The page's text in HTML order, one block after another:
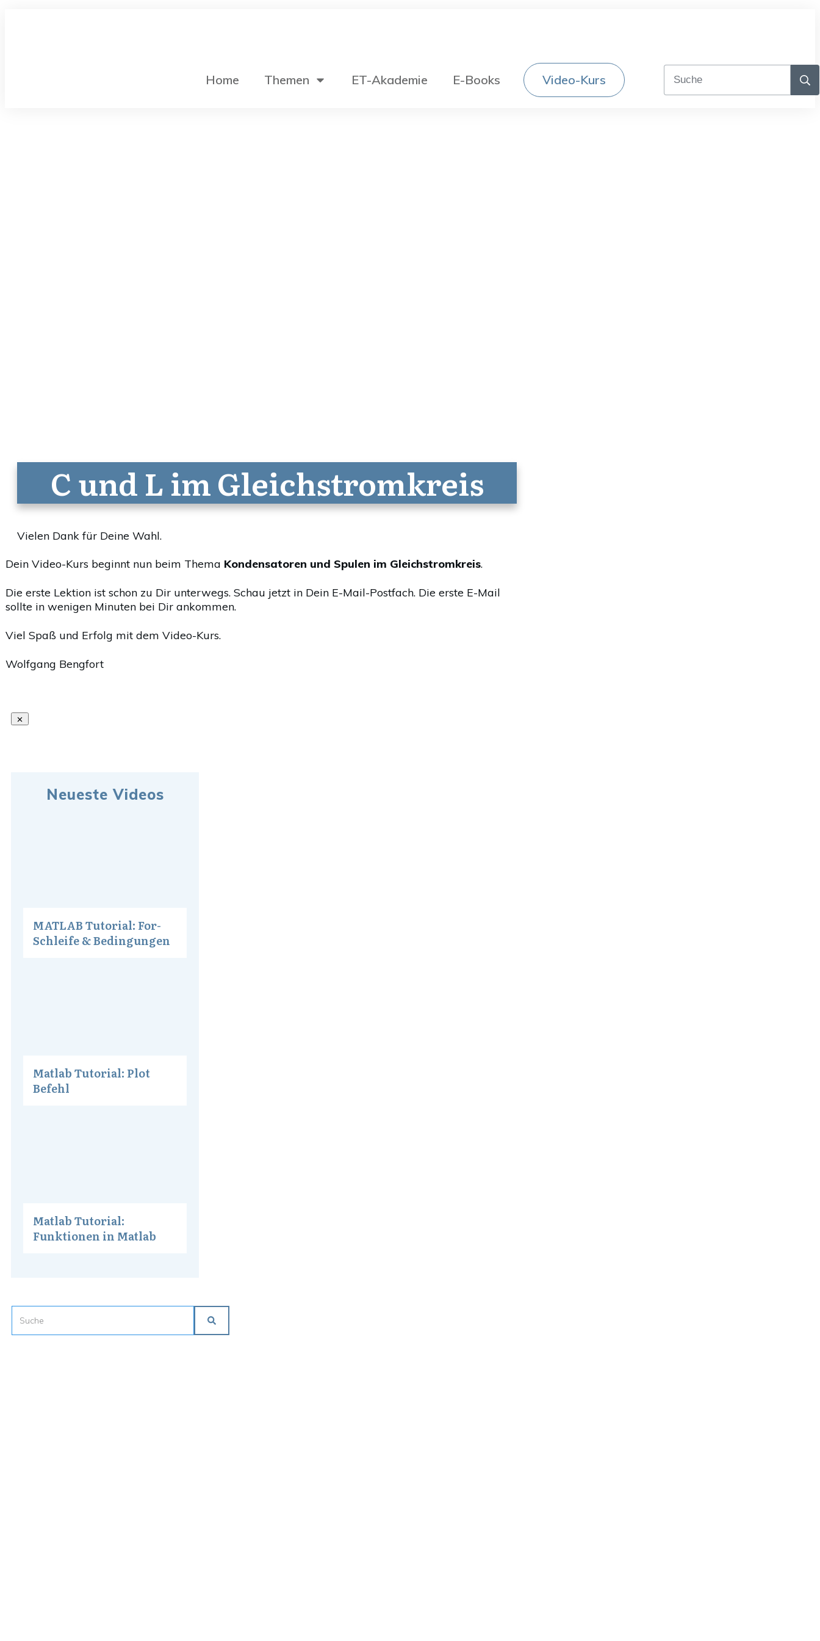
Home Themen ET-Akademie E-Books Video-Kurs
C und L im Gleichstromkreis
Vielen Dank für Deine Wahl.
Dein Video-Kurs beginnt nun beim Thema Kondensatoren und Spulen im Gleichstromkreis.
Die erste Lektion ist schon zu Dir unterwegs. Schau jetzt in Dein E-Mail-Postfach. Die erste E-Mail
sollte in wenigen Minuten bei Dir ankommen.
Viel Spaß und Erfolg mit dem Video-Kurs.
Wolfgang Bengfort
Neueste Videos
MATLAB Tutorial: For-
Schleife & Bedingungen
Matlab Tutorial: Plot
Befehl
Matlab Tutorial:
Funktionen in Matlab